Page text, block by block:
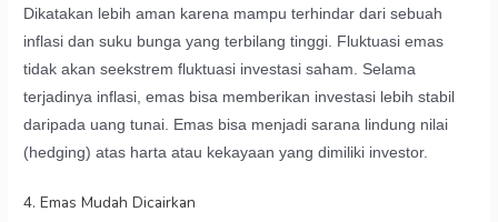
Dikatakan lebih aman karena mampu terhindar dari sebuah
inflasi dan suku bunga yang terbilang tinggi. Fluktuasi emas
tidak akan seekstrem fluktuasi investasi saham. Selama
terjadinya inflasi, emas bisa memberikan investasi lebih stabil
daripada uang tunai. Emas bisa menjadi sarana lindung nilai
(hedging) atas harta atau kekayaan yang dimiliki investor.
4. Emas Mudah Dicairkan